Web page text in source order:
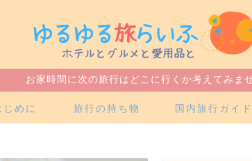
お家時間に次の旅行はどこに行くか考えてみま
じめに 旅行の持ち物 国内旅行ガイド